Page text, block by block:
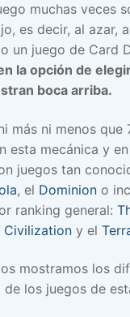
muchas veces
es decir, al azar,
un juego de Card
la opción de
boca arriba.
más ni menos que
esta mecánica y
juegos tan
, el Dominion o
ranking general:
Civilization y el
mostramos los
de los juegos de